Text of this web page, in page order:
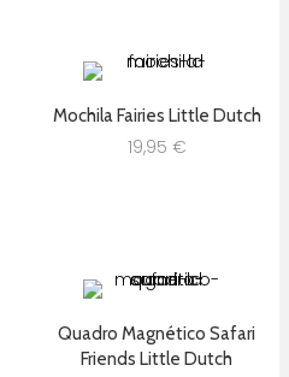
Mochila Fairies Little Dutch
19,95 €
Quadro Magnético Safari
Friends Little Dutch